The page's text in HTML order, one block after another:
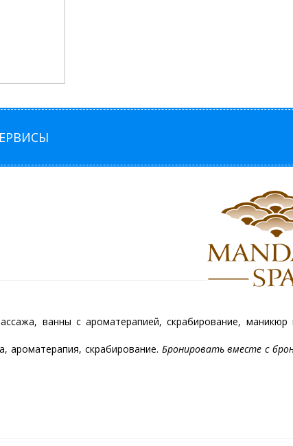
ванны с ароматерапией, скрабирование, маникюр
ароматерапия, скрабирование. Бронировать вместе с